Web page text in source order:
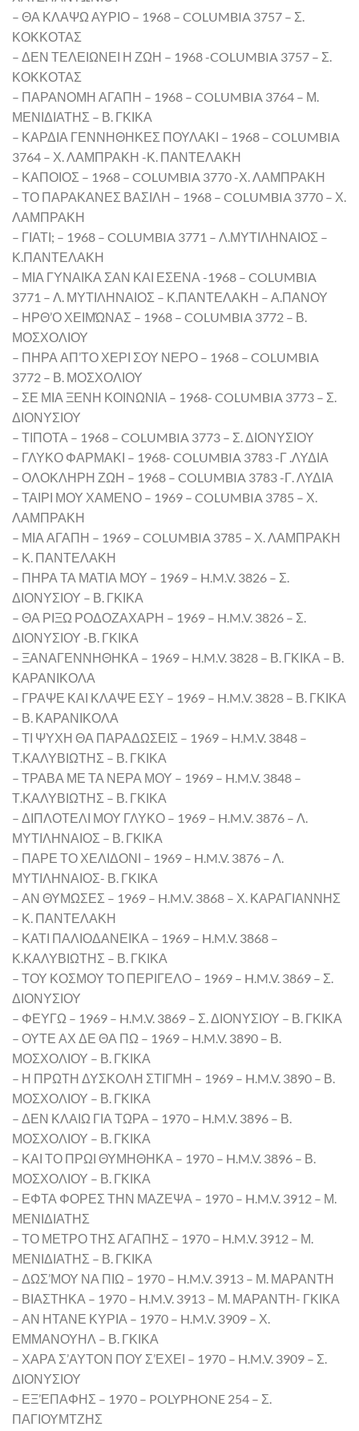
– ΘΑ ΚΛΑΨΩ ΑΥΡΙΟ – 1968 – COLUMBIA 3757 – Σ.
ΚΟΚΚΟΤΑΣ
– ΔΕΝ ΤΕΛΕΙΩΝΕΙ Η ΖΩΗ – 1968 -COLUMBIA 3757 – Σ.
ΚΟΚΚΟΤΑΣ
– ΠΑΡΑΝΟΜΗ ΑΓΑΠΗ – 1968 – COLUMBIA 3764 – Μ.
ΜΕΝΙΔΙΑΤΗΣ – Β. ΓΚΙΚΑ
– ΚΑΡΔΙΑ ΓΕΝΝΗΘΗΚΕΣ ΠΟΥΛΑΚΙ – 1968 – COLUMBIA
3764 – Χ. ΛΑΜΠΡΑΚΗ -Κ. ΠΑΝΤΕΛΑΚΗ
– ΚΑΠΟΙΟΣ – 1968 – COLUMBIA 3770 -Χ. ΛΑΜΠΡΑΚΗ
– ΤΟ ΠΑΡΑΚΑΝΕΣ ΒΑΣΙΛΗ – 1968 – COLUMBIA 3770 – Χ.
ΛΑΜΠΡΑΚΗ
– ΓΙΑΤΙ; – 1968 – COLUMBIA 3771 – Λ.ΜΥΤΙΛΗΝΑΙΟΣ –
Κ.ΠΑΝΤΕΛΑΚΗ
– ΜΙΑ ΓΥΝΑΙΚΑ ΣΑΝ ΚΑΙ ΕΣΕΝΑ -1968 – COLUMBIA
3771 – Λ. ΜΥΤΙΛΗΝΑΙΟΣ – Κ.ΠΑΝΤΕΛΑΚΗ – Α.ΠΑΝΟΥ
– ΗΡΘ’Ο ΧΕΙΜΏΝΑΣ – 1968 – COLUMBIA 3772 – Β.
ΜΟΣΧΟΛΙΟΥ
– ΠΗΡΑ ΑΠ’ΤΟ ΧΕΡΙ ΣΟΥ ΝΕΡΟ – 1968 – COLUMBIA
3772 – Β. ΜΟΣΧΟΛΙΟΥ
– ΣΕ ΜΙΑ ΞΕΝΗ ΚΟΙΝΩΝΙΑ – 1968- COLUMBIA 3773 – Σ.
ΔΙΟΝΥΣΙΟΥ
– ΤΙΠΟΤΑ – 1968 – COLUMBIA 3773 – Σ. ΔΙΟΝΥΣΙΟΥ
– ΓΛΥΚΟ ΦΑΡΜΑΚΙ – 1968- COLUMBIA 3783 -Γ .ΛΥΔΙΑ
– ΟΛΟΚΛΗΡΗ ΖΩΗ – 1968 – COLUMBIA 3783 -Γ. ΛΥΔΙΑ
– ΤΑΙΡΙ ΜΟΥ ΧΑΜΕΝΟ – 1969 – COLUMBIA 3785 – Χ.
ΛΑΜΠΡΑΚΗ
– ΜΙΑ ΑΓΑΠΗ – 1969 – COLUMBIA 3785 – Χ. ΛΑΜΠΡΑΚΗ
– Κ. ΠΑΝΤΕΛΑΚΗ
– ΠΗΡΑ ΤΑ ΜΑΤΙΑ ΜΟΥ – 1969 – H.M.V. 3826 – Σ.
ΔΙΟΝΥΣΙΟΥ – Β. ΓΚΙΚΑ
– ΘΑ ΡΙΞΩ ΡΟΔΟΖΑΧΑΡΗ – 1969 – H.M.V. 3826 – Σ.
ΔΙΟΝΥΣΙΟΥ -Β. ΓΚΙΚΑ
– ΞΑΝΑΓΕΝΝΗΘΗΚΑ – 1969 – H.M.V. 3828 – Β. ΓΚΙΚΑ – Β.
ΚΑΡΑΝΙΚΟΛΑ
– ΓΡΑΨΕ ΚΑΙ ΚΛΑΨΕ ΕΣΥ – 1969 – H.M.V. 3828 – Β. ΓΚΙΚΑ
– Β. ΚΑΡΑΝΙΚΟΛΑ
– ΤΙ ΨΥΧΗ ΘΑ ΠΑΡΑΔΩΣΕΙΣ – 1969 – H.M.V. 3848 –
Τ.ΚΑΛΥΒΙΩΤΗΣ – Β. ΓΚΙΚΑ
– ΤΡΑΒΑ ΜΕ ΤΑ ΝΕΡΑ ΜΟΥ – 1969 – H.M.V. 3848 –
Τ.ΚΑΛΥΒΙΩΤΗΣ – Β. ΓΚΙΚΑ
– ΔΙΠΛΟΤΕΛΙ ΜΟΥ ΓΛΥΚΟ – 1969 – H.M.V. 3876 – Λ.
ΜΥΤΙΛΗΝΑΙΟΣ – Β. ΓΚΙΚΑ
– ΠΑΡΕ ΤΟ ΧΕΛΙΔΟΝΙ – 1969 – H.M.V. 3876 – Λ.
ΜΥΤΙΛΗΝΑΙΟΣ- Β. ΓΚΙΚΑ
– ΑΝ ΘΥΜΩΣΕΣ – 1969 – H.M.V. 3868 – Χ. ΚΑΡΑΓΙΑΝΝΗΣ
– Κ. ΠΑΝΤΕΛΑΚΗ
– ΚΑΤΙ ΠΑΛΙΟΔΑΝΕΙΚΑ – 1969 – H.M.V. 3868 –
Κ.ΚΑΛΥΒΙΩΤΗΣ – Β. ΓΚΙΚΑ
– ΤΟΥ ΚΟΣΜΟΥ ΤΟ ΠΕΡΙΓΕΛΟ – 1969 – H.M.V. 3869 – Σ.
ΔΙΟΝΥΣΙΟΥ
– ΦΕΥΓΩ – 1969 – H.M.V. 3869 – Σ. ΔΙΟΝΥΣΙΟΥ – Β. ΓΚΙΚΑ
– ΟΥΤΕ ΑΧ ΔΕ ΘΑ ΠΩ – 1969 – H.M.V. 3890 – Β.
ΜΟΣΧΟΛΙΟΥ – Β. ΓΚΙΚΑ
– Η ΠΡΩΤΗ ΔΥΣΚΟΛΗ ΣΤΙΓΜΗ – 1969 – H.M.V. 3890 – Β.
ΜΟΣΧΟΛΙΟΥ – Β. ΓΚΙΚΑ
– ΔΕΝ ΚΛΑΙΩ ΓΙΑ ΤΩΡΑ – 1970 – H.M.V. 3896 – Β.
ΜΟΣΧΟΛΙΟΥ – Β. ΓΚΙΚΑ
– ΚΑΙ ΤΟ ΠΡΩΙ ΘΥΜΗΘΗΚΑ – 1970 – H.M.V. 3896 – Β.
ΜΟΣΧΟΛΙΟΥ – Β. ΓΚΙΚΑ
– ΕΦΤΑ ΦΟΡΕΣ ΤΗΝ ΜΑΖΕΨΑ – 1970 – H.M.V. 3912 – Μ.
ΜΕΝΙΔΙΑΤΗΣ
– ΤΟ ΜΕΤΡΟ ΤΗΣ ΑΓΑΠΗΣ – 1970 – H.M.V. 3912 – Μ.
ΜΕΝΙΔΙΑΤΗΣ – Β. ΓΚΙΚΑ
– ΔΩΣ’ΜΟΥ ΝΑ ΠΙΩ – 1970 – H.M.V. 3913 – Μ. ΜΑΡΑΝΤΗ
– ΒΙΑΣΤΗΚΑ – 1970 – H.M.V. 3913 – Μ. ΜΑΡΑΝΤΗ- ΓΚΙΚΑ
– ΑΝ ΗΤΑΝΕ ΚΥΡΙΑ – 1970 – H.M.V. 3909 – Χ.
ΕΜΜΑΝΟΥΗΛ – Β. ΓΚΙΚΑ
– ΧΑΡΑ Σ’ΑΥΤΟΝ ΠΟΥ Σ’ΕΧΕΙ – 1970 – H.M.V. 3909 – Σ.
ΔΙΟΝΥΣΙΟΥ
– ΕΞ’ΕΠΑΦΗΣ – 1970 – POLYPHONE 254 – Σ.
ΠΑΓΙΟΥΜΤΖΗΣ